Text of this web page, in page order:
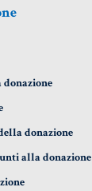
donazione
donazione
alla donazione